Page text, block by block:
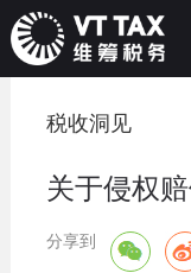
税收洞见
关于侵权
分享到